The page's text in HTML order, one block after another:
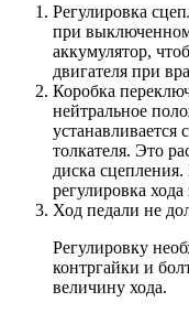
Регулировка
при
аккумулятор,
двигателя при
Коробка
нейтральное
устанавливается
толкателя. Это
диска
регулировка хода
Ход педали не
Регулировку
контргайки и
величину хода.